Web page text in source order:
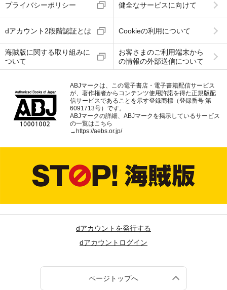
プライバシーポリシー 健全なサービスに向けて
dアカウント2段階認証とは Cookieの利用について
海賊版に関する取り組みに
ついて
お客さまのご利用端末から
の情報の外部送信について
ABJマークは、この電子書店・電子書籍配信サービス
が、著作権者からコンテンツ使用許諾を得た正規版配
信サービスであることを示す登録商標（登録番号 第
6091713号）です。
ABJマークの詳細、ABJマークを掲示しているサービス
の一覧はこちら
→ https://aebs.or.jp/
dアカウントを発行する
dアカウントログイン
ページトップへ